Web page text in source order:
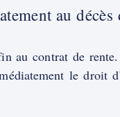
au décès
au contrat de
le